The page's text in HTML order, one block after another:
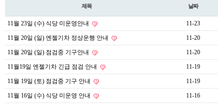
제목 날짜
11월 23일 (수) 식당 미운영안내 11-23
11월 20일 (일) 엔젤기차 정상운행 안내 11-20
11월 20일 (일) 점검중 기구안내 11-20
11월19일 엔젤기차 긴급 점검 안내 11-19
11월 19일 (토) 점검중 기구 안내 11-19
11월 16일 (수) 식당 미운영 안내 11-16